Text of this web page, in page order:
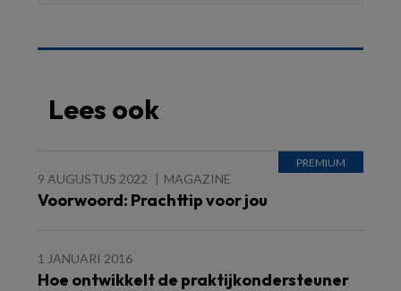
Lees ook
9 AUGUSTUS 2022 MAGAZINE
Voorwoord: Prachttip voor jou
1 JANUARI 2016
Hoe ontwikkelt de praktijkondersteuner